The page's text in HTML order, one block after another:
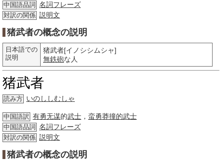
中国語品詞 名詞フレーズ
対訳の関係 説明文
猪武者の概念の説明
日本語での
説明
猪武者[イノシシムシャ]
無鉄砲な人
猪武者
読み方 いのししむしゃ
中国語訳 有勇无谋的武士 ， 蛮勇莽撞的武士
中国語品詞 名詞フレーズ
対訳の関係 説明文
猪武者の概念の説明